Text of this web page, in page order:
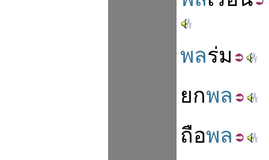
พลร่ม
ยกพล
ถือพล